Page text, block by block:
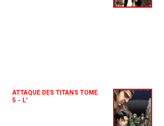
ATTAQUE DES TITANS TOME
5 - L'